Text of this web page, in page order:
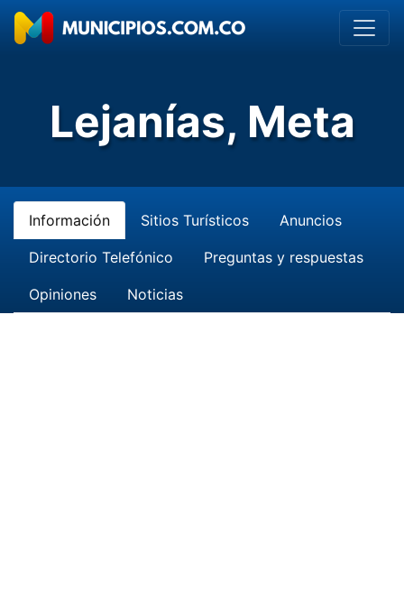
Lejanías, Meta
Información Sitios Turísticos Anuncios
Directorio Telefónico Preguntas y respuestas
Opiniones Noticias